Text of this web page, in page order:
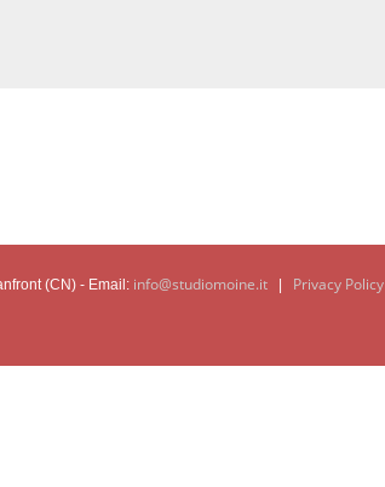
(CN) - Email: info@studiomoine.it | Privacy Policy